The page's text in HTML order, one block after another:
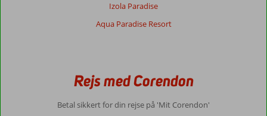
Izola Paradise
Aqua Paradise Resort
Rejs med Corendon
Betal sikkert for din rejse på 'Mit Corendon'